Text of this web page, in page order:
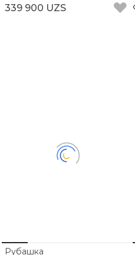
339 900 UZS
Рубашка